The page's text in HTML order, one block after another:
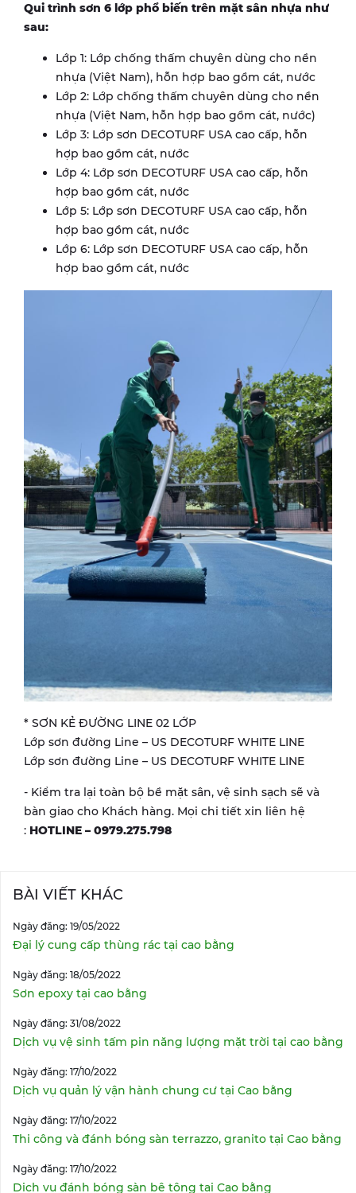
Qui trình sơn 6 lớp phổ biến trên mặt sân nhựa như
sau:
Lớp 1: Lớp chống thấm chuyên dùng cho nền
nhựa (Việt Nam), hỗn hợp bao gồm cát, nước
Lớp 2: Lớp chống thấm chuyên dùng cho nền
nhựa (Việt Nam, hỗn hợp bao gồm cát, nước)
Lớp 3: Lớp sơn DECOTURF USA cao cấp, hỗn
hợp bao gồm cát, nước
Lớp 4: Lớp sơn DECOTURF USA cao cấp, hỗn
hợp bao gồm cát, nước
Lớp 5: Lớp sơn DECOTURF USA cao cấp, hỗn
hợp bao gồm cát, nước
Lớp 6: Lớp sơn DECOTURF USA cao cấp, hỗn
hợp bao gồm cát, nước
* SƠN KẺ ĐƯỜNG LINE 02 LỚP
Lớp sơn đường Line – US DECOTURF WHITE LINE
Lớp sơn đường Line – US DECOTURF WHITE LINE
- Kiểm tra lại toàn bộ bề mặt sân, vệ sinh sạch sẽ và
bàn giao cho Khách hàng. Mọi chi tiết xin liên hệ
: HOTLINE – 0979.275.798
BÀI VIẾT KHÁC
Ngày đăng: 19/05/2022
Đại lý cung cấp thùng rác tại cao bằng
Ngày đăng: 18/05/2022
Sơn epoxy tại cao bằng
Ngày đăng: 31/08/2022
Dịch vụ vệ sinh tấm pin năng lượng mặt trời tại cao bằng
Ngày đăng: 17/10/2022
Dịch vụ quản lý vận hành chung cư tại Cao bằng
Ngày đăng: 17/10/2022
Thi công và đánh bóng sàn terrazzo, granito tại Cao bằng
Ngày đăng: 17/10/2022
Dịch vụ đánh bóng sàn bê tông tại Cao bằng